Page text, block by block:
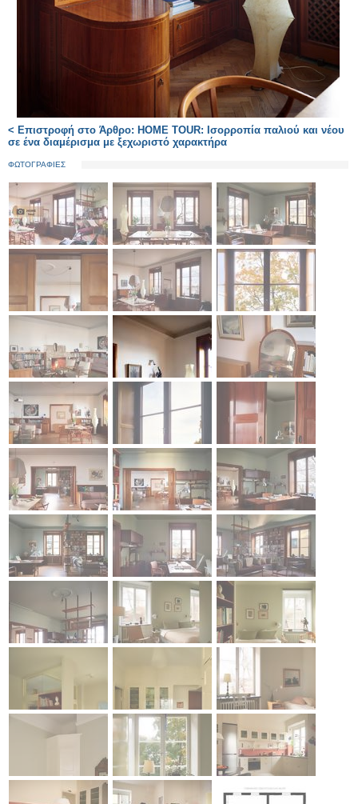
< Επιστροφή στο Άρθρο: HOME TOUR: Ισορροπία παλιού και νέου
σε ένα διαμέρισμα με ξεχωριστό χαρακτήρα
ΦΩΤΟΓΡΑΦΙΕΣ